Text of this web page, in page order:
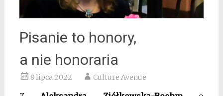
Pisanie to honory,
a nie honoraria
8 lipca 2022 Culture Avenue